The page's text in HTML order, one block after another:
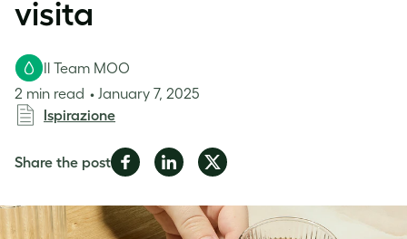
visita
Il Team MOO
2 min read
January 7, 2025
Ispirazione
Share the postShare
Facebook
Share
LinkedIn
Share
Twitter